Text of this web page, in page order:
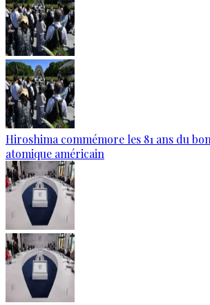
Hiroshima commémore les 81 ans du
atomique américain